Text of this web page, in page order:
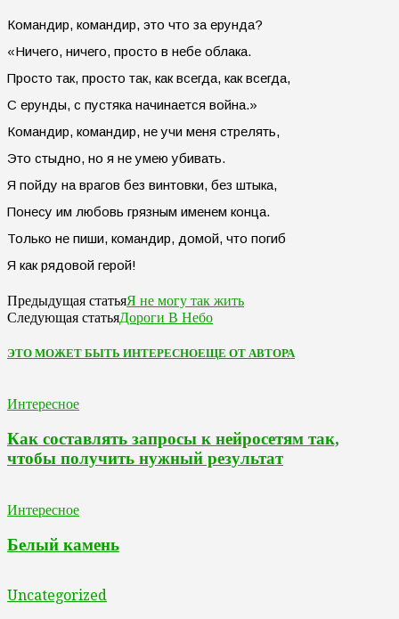
Командир, командир, это что за ерунда?
«Ничего, ничего, просто в небе облака.
Просто так, просто так, как всегда, как всегда,
С ерунды, с пустяка начинается война.»
Командир, командир, не учи меня стрелять,
Это стыдно, но я не умею убивать.
Я пойду на врагов без винтовки, без штыка,
Понесу им любовь грязным именем конца.
Только не пиши, командир, домой, что погиб
Я как рядовой герой!
Предыдущая статьяЯ не могу так жить
Следующая статьяДороги В Небо
ЭТО МОЖЕТ БЫТЬ ИНТЕРЕСНОЕЩЕ ОТ АВТОРА
Интересное
Как составлять запросы к нейросетям так,
чтобы получить нужный результат
Интересное
Белый камень
Uncategorized